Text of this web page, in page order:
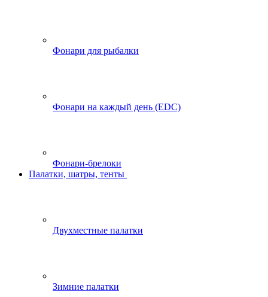
Фонари для рыбалки
Фонари на каждый день (EDC)
Фонари-брелоки
Палатки, шатры, тенты
Двухместные палатки
Зимние палатки